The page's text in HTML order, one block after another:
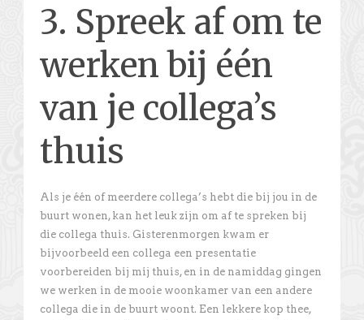
3. Spreek af om te
werken bij één
van je collega’s
thuis
Als je één of meerdere collega’s hebt die bij jou in de
buurt wonen, kan het leuk zijn om af te spreken bij
die collega thuis. Gisterenmorgen kwam er
bijvoorbeeld een collega een presentatie
voorbereiden bij mij thuis, en in de namiddag gingen
we werken in de mooie woonkamer van een andere
collega die in de buurt woont. Een lekkere kop thee,